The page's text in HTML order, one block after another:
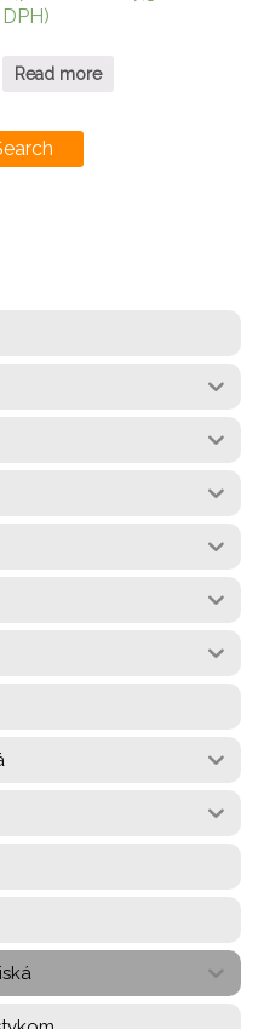
DPH)
Read more